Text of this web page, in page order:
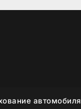
автомобиля